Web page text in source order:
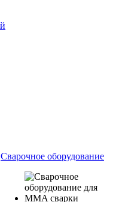
Сварочное оборудование